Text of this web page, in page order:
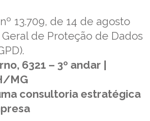
13.709, de 14 de agosto
Geral de Proteção de Dados
6321 – 3º andar |
MG
consultoria estratégica